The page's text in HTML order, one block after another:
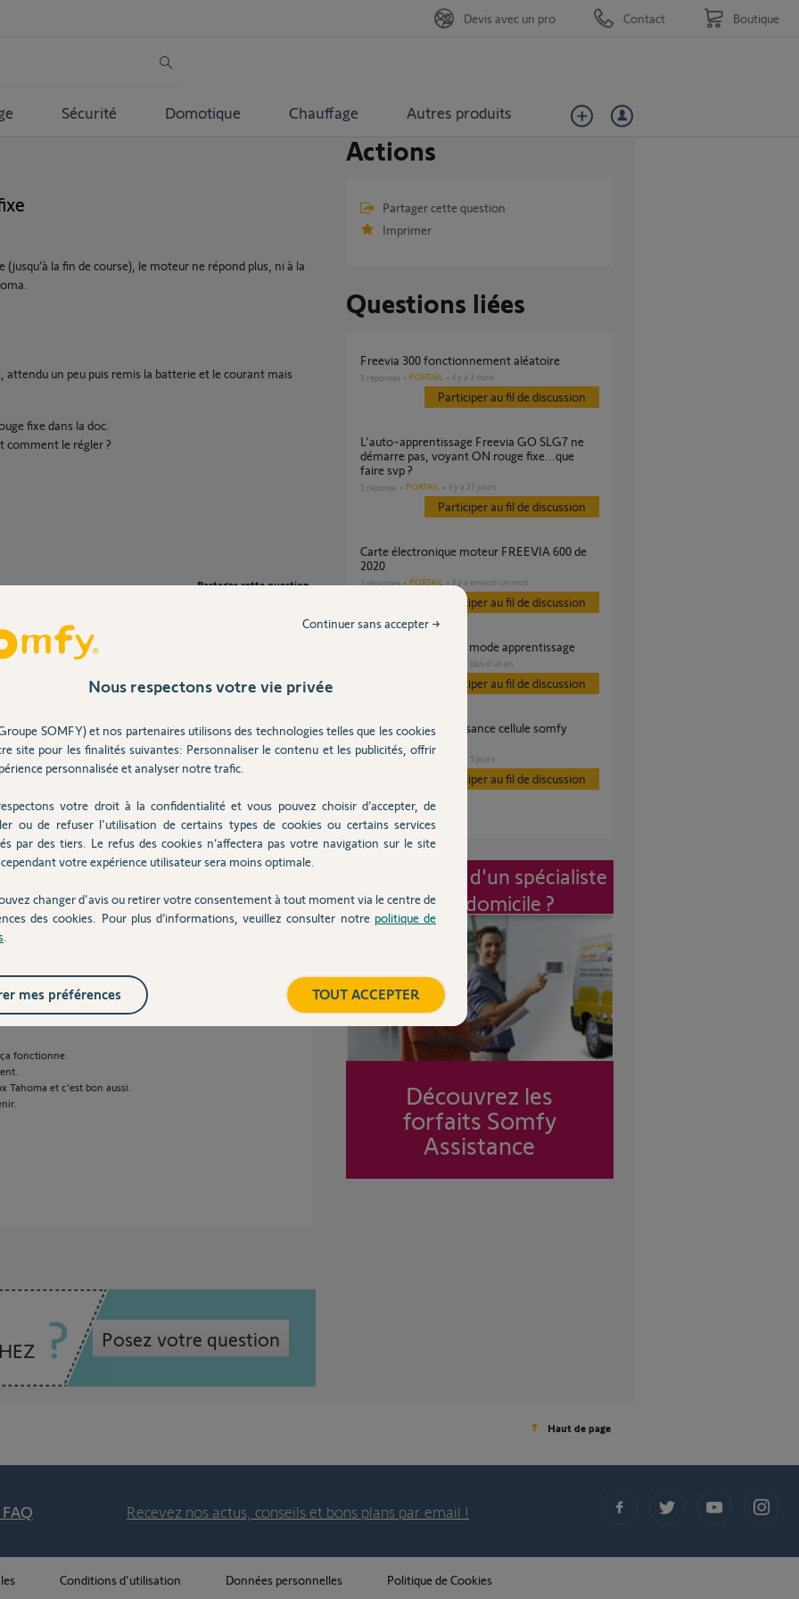
Sécurité Domotique Chauffage Autres produits
Devis avec un pro Contact Boutique
la fin de course), le moteur ne répond plus, ni à la
attendu un peu puis remis la batterie et le courant mais
fixe dans la doc.
comment le régler ?
Partager cette question
sur secteur.
sur batterie.
ses raccordements et ses étiquettes.
sales à l'intérieur.
au mien (à moins qu’après validation ça
fonctionne.
Tahoma et c’est bon aussi.
Posez votre question
Actions
Partager cette question
Imprimer
Questions liées
Freevia 300 fonctionnement aléatoire
3 réponses PORTAIL il y a 2 mois
Participer au fil de discussion
L'auto-apprentissage Freevia GO SLG7 ne
démarre pas, voyant ON rouge fixe...que
faire svp ?
1 réponse PORTAIL il y a 27 jours
Participer au fil de discussion
Carte électronique moteur FREEVIA 600 de
2020
2 réponses PORTAIL il y a environ un mois
Participer au fil de discussion
Freevia 600 reste en mode apprentissage
il y a plus d'un an
Participer au fil de discussion
Problème reconnaissance cellule somfy
freevia 400
il y a 5 jours
Participer au fil de discussion
Intervention d'un spécialiste
à mon domicile ?
Découvrez les
forfaits Somfy
Assistance
Haut de page
Recevez nos actus, conseils et bons plans par email !
Conditions d'utilisation Données personnelles Politique de Cookies
Nous respectons votre vie privée
SOMFY) et nos partenaires utilisons des technologies telles que les cookies
site pour les finalités suivantes: Personnaliser le contenu et les publicités, offrir
personnalisée et analyser notre trafic.
votre droit à la confidentialité et vous pouvez choisir d’accepter, de
ou de refuser l'utilisation de certains types de cookies ou certains services
par des tiers. Le refus des cookies n’affectera pas votre navigation sur le site
votre expérience utilisateur sera moins optimale.
changer d'avis ou retirer votre consentement à tout moment via le centre de
des cookies. Pour plus d’informations, veuillez consulter notre politique de
Continuer sans accepter →
TOUT ACCEPTER
mes préférences